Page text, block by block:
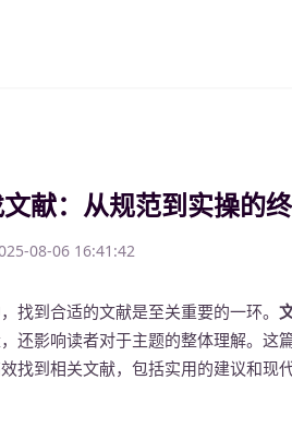
献：从规范到实操的
08-06 16:41:42
找到合适的文献是至关重要的一环。
还影响读者对于主题的整体理解。这
找到相关文献，包括实用的建议和现